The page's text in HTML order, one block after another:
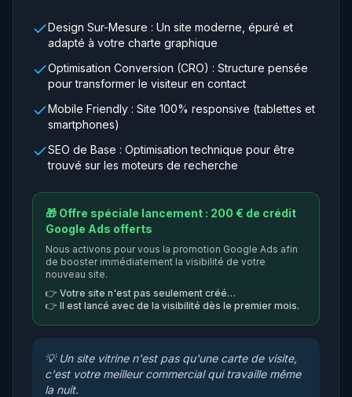
Design Sur-Mesure : Un site moderne, épuré et
adapté à votre charte graphique
Optimisation Conversion (CRO) : Structure pensée
pour transformer le visiteur en contact
Mobile Friendly : Site 100% responsive (tablettes et
smartphones)
SEO de Base : Optimisation technique pour être
trouvé sur les moteurs de recherche
🎁 Offre spéciale lancement : 200 € de crédit
Google Ads offerts
Nous activons pour vous la promotion Google Ads afin
de booster immédiatement la visibilité de votre
nouveau site.
👉 Votre site n'est pas seulement créé…
👉 Il est lancé avec de la visibilité dès le premier mois.
💡 Un site vitrine n'est pas qu'une carte de visite,
c'est votre meilleur commercial qui travaille même
la nuit.